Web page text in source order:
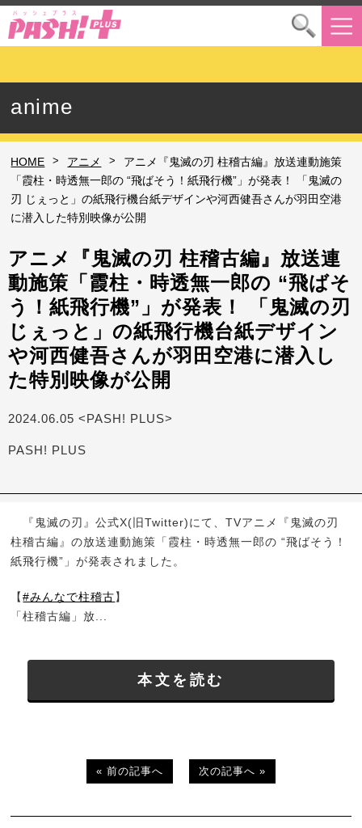
anime
HOME > アニメ >
アニメ『鬼滅の刃 柱稽古編』放送連動施策
「霞柱・時透無一郎の “飛ばそう！紙飛行機”」が発表！ 「鬼滅の
刃 じぇっと」の紙飛行機台紙デザインや河西健吾さんが羽田空港
に潜入した特別映像が公開
アニメ『鬼滅の刃 柱稽古編』放送連
動施策「霞柱・時透無一郎の “飛ばそ
う！紙飛行機”」が発表！ 「鬼滅の刃
じぇっと」の紙飛行機台紙デザイン
や河西健吾さんが羽田空港に潜入し
た特別映像が公開
2024.06.05 <PASH! PLUS>
PASH! PLUS
『鬼滅の刃』公式X(旧Twitter)にて、TVアニメ『鬼滅の刃
柱稽古編』の放送連動施策「霞柱・時透無一郎の “飛ばそう！
紙飛行機”」が発表されました。
【#みんなで柱稽古】
「柱稽古編」放...
本文を読む
« 前の記事へ 次の記事へ »